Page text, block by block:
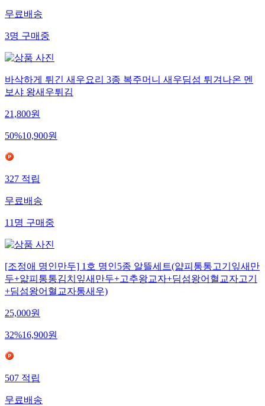
무료배송
3명구매중
바삭하게 튀긴 새우요리 3종 복주머니 새우딤섬 튀겨나온 멘
보샤 왕새우튀김
21,800원
50%10,900원
327적립
무료배송
11명구매중
[조정애 명인만두] 1호 명인5종 알뜰세트(얇피통통고기잎새만
두+얇피통통김치잎새만두+고추왕교자+딤섬왕어혈교자고기
+딤섬왕어혈교자통새우)
25,000원
32%16,900원
507적립
무료배송